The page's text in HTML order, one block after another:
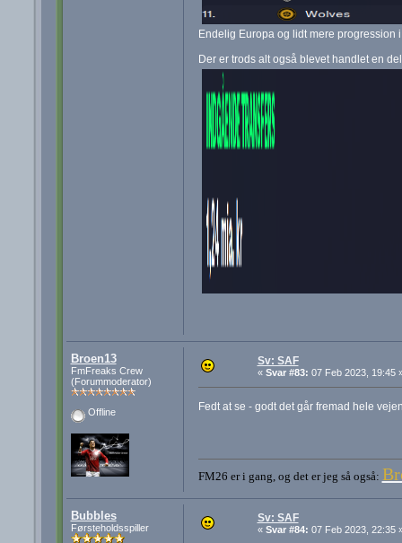
Endelig Europa og lidt mere progression
Der er trods alt også blevet handlet en
Broen13
FmFreaks Crew
(Forummoderator)
Offline
Sv: SAF
« Svar #83: 07 Feb 2023, 19:45
Fedt at se - godt det går fremad hele
FM26 er i gang, og det er jeg så også:
Bubbles
Førsteholdsspiller
Sv: SAF
« Svar #84: 07 Feb 2023, 22:35